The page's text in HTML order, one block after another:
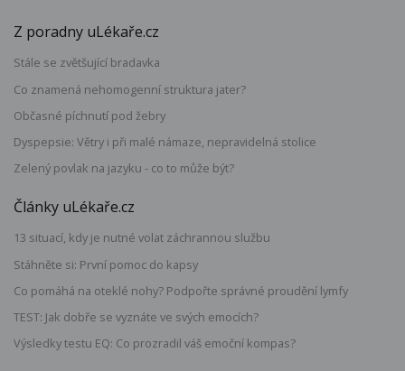
Z poradny uLékaře.cz
Stále se zvětšující bradavka
Co znamená nehomogenní struktura jater?
Občasné píchnutí pod žebry
Dyspepsie: Větry i při malé námaze, nepravidelná stolice
Zelený povlak na jazyku - co to může být?
Články uLékaře.cz
13 situací, kdy je nutné volat záchrannou službu
Stáhněte si: První pomoc do kapsy
Co pomáhá na oteklé nohy? Podpořte správné proudění lymfy
TEST: Jak dobře se vyznáte ve svých emocích?
Výsledky testu EQ: Co prozradil váš emoční kompas?